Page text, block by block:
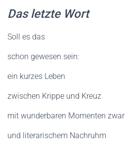
Das letzte Wort
Soll es das
schon gewesen sein:
ein kurzes Leben
zwischen Krippe und Kreuz
mit wunderbaren Momenten zwar
und literarischem Nachruhm